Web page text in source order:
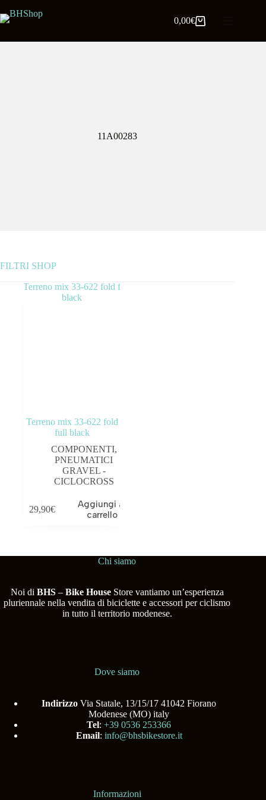
0,00€
11A00283
FILTRI SHOP
OUTLET
Terreno mix 33-622 fold
full black
COMPONENTI,
PNEUMATICI
GRAVEL -
CICLOCROSS
29,90€
Aggiungi al
carrello
Chi siamo
Noi di BHS– Bike HouseStore vantiamo un’esperienza
pluriennale nella vendita di biciclette e accessori per ciclismo
in tutto il territorio modenese.
Dove siamo
Indirizzo Via Statale, 13/15/17 41042 Fiorano
Modenese (MO) italy
Tel:+39 0536 253366
Email: info@bhsbikestore.it
Informazioni